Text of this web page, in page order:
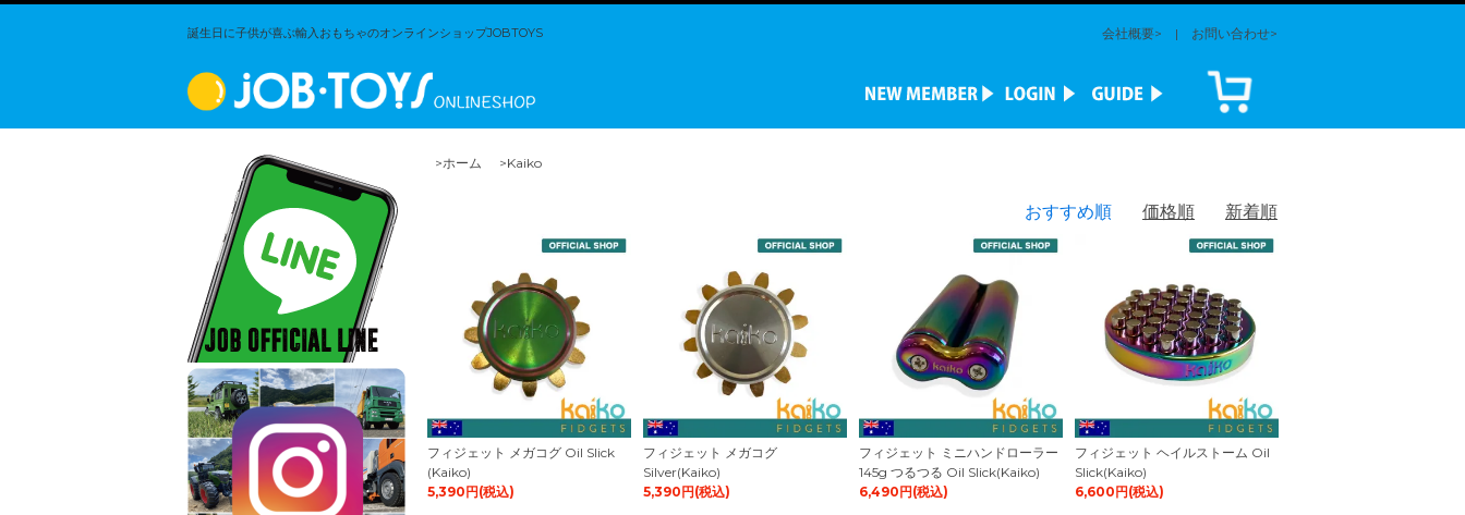
誕生日に子供が喜ぶ輸入おもちゃのオンラインショップJOBTOYS 会社概要> | お問い合わせ>
>ホーム >Kaiko
おすすめ順 価格順 新着順
フィジェット メガコグ Oil Slick
(Kaiko)
5,390円(税込)
フィジェット メガコグ
Silver(Kaiko)
5,390円(税込)
フィジェット ミニハンドローラー
145g つるつる Oil Slick(Kaiko)
6,490円(税込)
フィジェット ヘイルストーム Oil
Slick(Kaiko)
6,600円(税込)